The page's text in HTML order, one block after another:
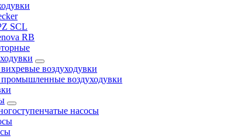
SCL
RB
воздуходувки
воздуходувки
насосы